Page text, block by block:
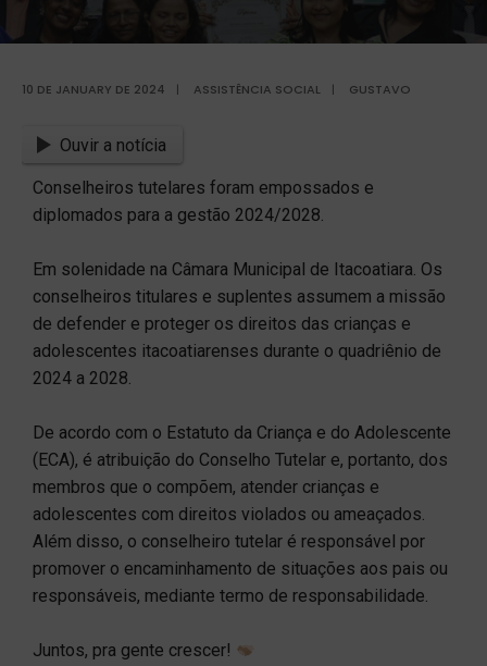
10 DE JANUARY DE 2024 | ASSISTÊNCIA SOCIAL | GUSTAVO
Ouvir a notícia
Conselheiros tutelares foram empossados e
diplomados para a gestão 2024/2028.
Em solenidade na Câmara Municipal de Itacoatiara. Os
conselheiros titulares e suplentes assumem a missão
de defender e proteger os direitos das crianças e
adolescentes itacoatiarenses durante o quadriênio de
2024 a 2028.
De acordo com o Estatuto da Criança e do Adolescente
(ECA), é atribuição do Conselho Tutelar e, portanto, dos
membros que o compõem, atender crianças e
adolescentes com direitos violados ou ameaçados.
Além disso, o conselheiro tutelar é responsável por
promover o encaminhamento de situações aos pais ou
responsáveis, mediante termo de responsabilidade.
Juntos, pra gente crescer!